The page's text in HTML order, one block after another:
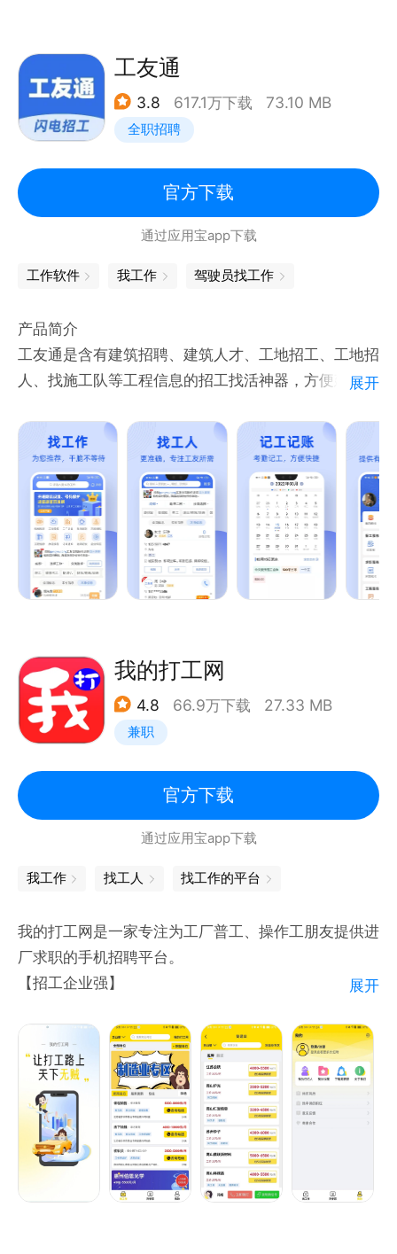
地；
亮点：
1.提供海量兼职岗位，轻松就能找到适合的岗位；
3.可以标签自己擅长的工作，方便有需要的人快速找到
你！
工友通
3.8 617.1万下载 73.10 MB
全职招聘
官方下载
通过应用宝app下载
工作软件 我工作 驾驶员找工作
产品简介
工友通是含有建筑招聘、建筑人才、工地招工、工地招
人、找施工队等工程信息的招工找活神器，方便建筑工
人、建筑人才、建筑班组、施工队。帮助建筑工友去施
工以及开工帮忙，让建筑办工更高效、更智能、更便
捷。
产品亮点
【找活更准确】招工信息按种类按地区按距离查找，轻
松找活；
【服务有保证】招工信息专人审核，招聘真实有效；
【职位更全面】旋挖钻机手、挖掘机机手、装载机机
手、木工、资料员等上百个职位，涉及机手司机、工程
劳务、工厂企业、生活服务等多个行业，总有你要找
【服务人群】焊工、木工、吊顶、小工、杂工、抹灰、
砌砖、贴砖、钢筋工、油漆、涂料、腻子、大白、给排
水、消防、防水、打孔、电工、弱电等多样工种的蓝领
工友。
展开
我的打工网
4.8 66.9万下载 27.33 MB
兼职
官方下载
通过应用宝app下载
我工作 找工人 找工作的平台
我的打工网是一家专注为工厂普工、操作工朋友提供进
厂求职的手机招聘平台。
【招工企业强】
强的外资企业和国内一些较大知名企业，稳定，待遇
好，福利有保障；
【招工岗位多】
长三角地区，上万个正规大厂的普工、操作工、作业
员、质检员、技工等岗位；
【招聘信息真实】
招聘信息通过层层审核、筛选,保证让您获得真实靠谱
展开